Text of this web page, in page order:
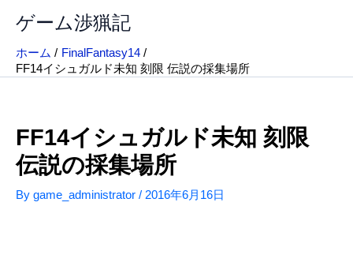
ゲーム渉猟記
ホーム
FinalFantasy14
FF14イシュガルド未知 刻限 伝説の採集場所
FF14イシュガルド未知 刻限
伝説の採集場所
By game_administrator / 2016年6月16日